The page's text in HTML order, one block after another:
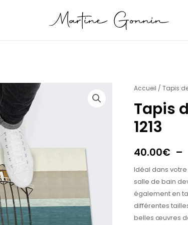
Accueil / Tapis
Tapis
1213
40.00€ –
Idéal dans
salle de bain
également en
différentes
belles œuvres
quantité
Tapis
de
Blue
1213